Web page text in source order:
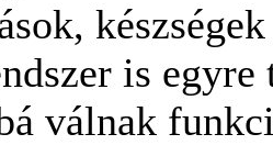
is
válnak